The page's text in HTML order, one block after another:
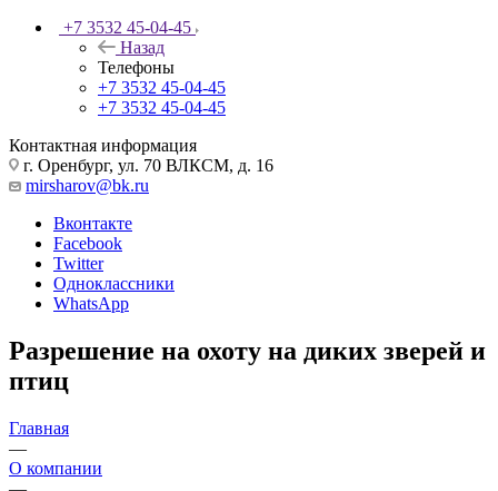
+7 3532 45-04-45
Назад
Телефоны
+7 3532 45-04-45
+7 3532 45-04-45
Контактная информация
г. Оренбург, ул. 70 ВЛКСМ, д. 16
mirsharov@bk.ru
Вконтакте
Facebook
Twitter
Одноклассники
WhatsApp
Разрешение на охоту на диких зверей и
птиц
Главная
—
О компании